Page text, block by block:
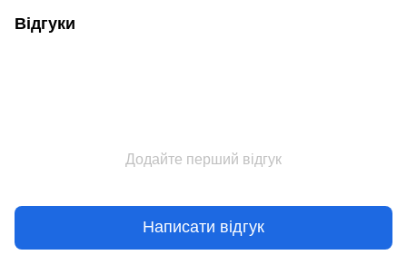
Відгуки
Додайте перший відгук
Написати відгук